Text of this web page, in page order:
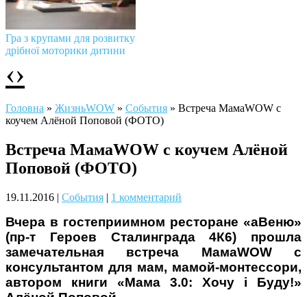
Гра з крупами для розвитку
дрібної моторики дитини
Чому дітям корисно читати
Материнське вигорання: як
‹›
Головна » ЖизньWOW » События » Встреча МамаWOW с
коучем Алёной Поповой (ФОТО)
Встреча МамаWOW с коучем Алёной
Поповой (ФОТО)
19.11.2016 | События | 1 комментарий
Вчера в гостеприимном ресторане «аВеню»
(пр-т Героев Сталинграда 4К6) прошла
замечательная встреча МамаWOW с
консультантом для мам, мамой-монтессори,
автором книги «Мама 3.0: Хочу і Буду!»